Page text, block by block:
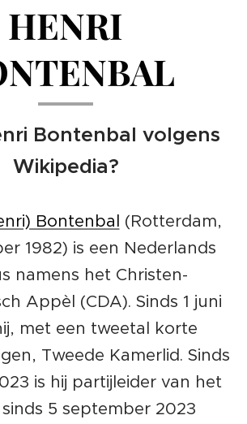
HENRI
Bontenbal volgens
Wikipedia?
Bontenbal (Rotterdam,
1982) is een Nederlands
namens het Christen-
Appèl (CDA). Sinds 1 juni
met een tweetal korte
Tweede Kamerlid. Sinds
is hij partijleider van het
5 september 2023